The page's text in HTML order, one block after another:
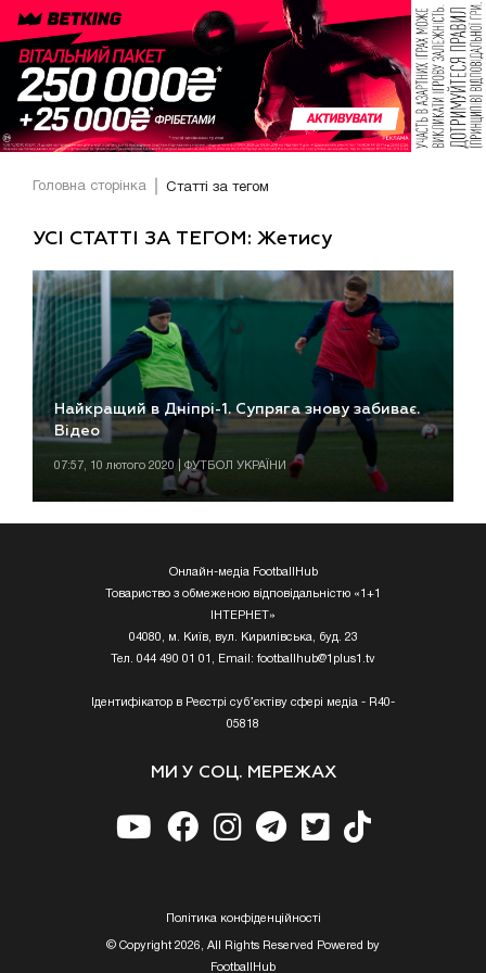
Головна сторінка Статті за тегом
УСІ СТАТТІ ЗА ТЕГОМ: Жетису
Найкращий в Дніпрі-1. Супряга знову забиває.
Відео
07:57, 10 лютого 2020 | ФУТБОЛ УКРАЇНИ
Онлайн-медіа FootballHub
Товариство з обмеженою відповідальністю «1+1
ІНТЕРНЕТ»
04080, м. Київ, вул. Кирилівська, буд. 23
Тел. 044 490 01 01, Email: footballhub@1plus1.tv
Ідентифікатор в Реєстрі суб’єктіву сфері медіа - R40-
05818
МИ У СОЦ. МЕРЕЖАХ
Полiтика конфiденцiйностi
© Copyright 2026, All Rights Reserved Powered by
FootballHub